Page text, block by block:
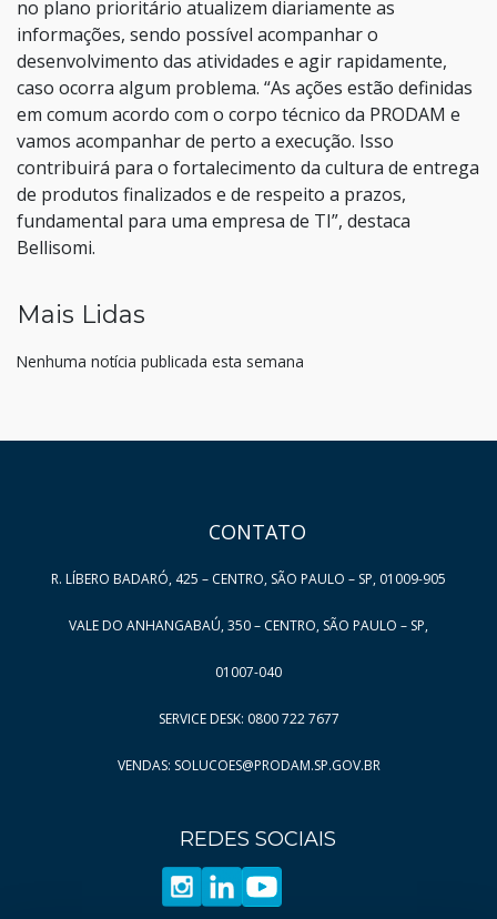
no plano prioritário atualizem diariamente as
informações, sendo possível acompanhar o
desenvolvimento das atividades e agir rapidamente,
caso ocorra algum problema. “As ações estão definidas
em comum acordo com o corpo técnico da PRODAM e
vamos acompanhar de perto a execução. Isso
contribuirá para o fortalecimento da cultura de entrega
de produtos finalizados e de respeito a prazos,
fundamental para uma empresa de TI”, destaca
Bellisomi.
Mais Lidas
Nenhuma notícia publicada esta semana
CONTATO
R. LÍBERO BADARÓ, 425 – CENTRO, SÃO PAULO – SP, 01009-905
VALE DO ANHANGABAÚ, 350 – CENTRO, SÃO PAULO – SP,
01007-040
SERVICE DESK: 0800 722 7677
VENDAS: SOLUCOES@PRODAM.SP.GOV.BR
REDES SOCIAIS